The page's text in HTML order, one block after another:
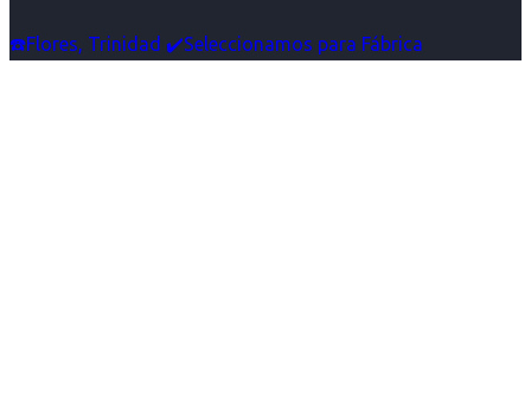
☎️Flores, Trinidad ✔️Seleccionamos para Fábrica